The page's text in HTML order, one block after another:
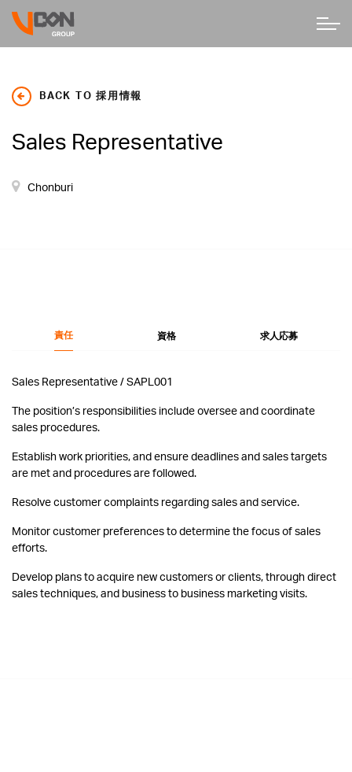
BACK TO 採用情報
Sales Representative
Chonburi
責任 資格 求人応募
Sales Representative / SAPL001
The position’s responsibilities include oversee and coordinate
sales procedures.
Establish work priorities, and ensure deadlines and sales targets
are met and procedures are followed.
Resolve customer complaints regarding sales and service.
Monitor customer preferences to determine the focus of sales
efforts.
Develop plans to acquire new customers or clients, through direct
sales techniques, and business to business marketing visits.